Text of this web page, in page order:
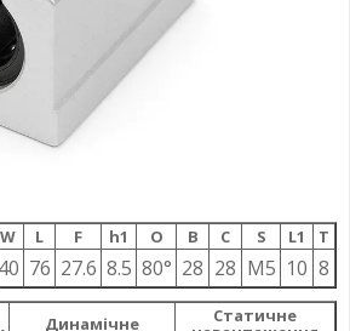
W L F h1 О B C S L1 T
40 76 27.6 8.5 80° 28 28 M5 10 8
Динамічне Статичне